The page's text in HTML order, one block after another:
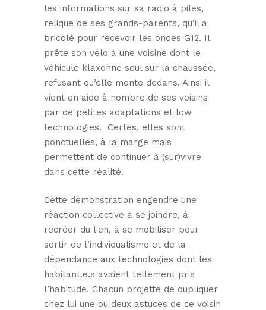
les informations sur sa radio à piles,
relique de ses grands-parents, qu’il a
bricolé pour recevoir les ondes G12. Il
prête son vélo à une voisine dont le
véhicule klaxonne seul sur la chaussée,
refusant qu’elle monte dedans. Ainsi il
vient en aide à nombre de ses voisins
par de petites adaptations et low
technologies. Certes, elles sont
ponctuelles, à la marge mais
permettent de continuer à (sur)vivre
dans cette réalité.
Cette démonstration engendre une
réaction collective à se joindre, à
recréer du lien, à se mobiliser pour
sortir de l’individualisme et de la
dépendance aux technologies dont les
habitant.e.s avaient tellement pris
l’habitude. Chacun projette de dupliquer
chez lui une ou deux astuces de ce voisin